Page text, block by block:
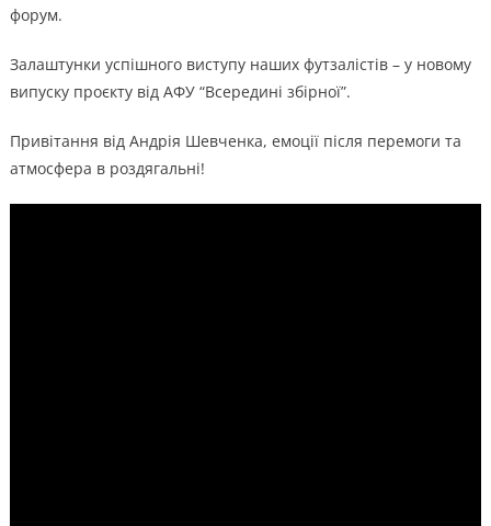
форум.
Залаштунки успішного виступу наших футзалістів – у новому
випуску проєкту від АФУ “Всередині збірної”.
Привітання від Андрія Шевченка, емоції після перемоги та
атмосфера в роздягальні!